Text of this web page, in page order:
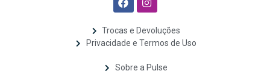
Sobre a Pulse
Trocas e Devoluções
Privacidade e Termos de Uso